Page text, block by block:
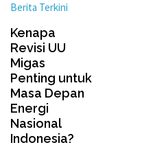
Berita Terkini
Kenapa
Revisi UU
Migas
Penting untuk
Masa Depan
Energi
Nasional
Indonesia?